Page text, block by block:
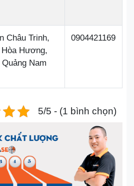
Châu Trinh,
Hương,
Nam
0904421169
5/5 - (1 bình chọn)